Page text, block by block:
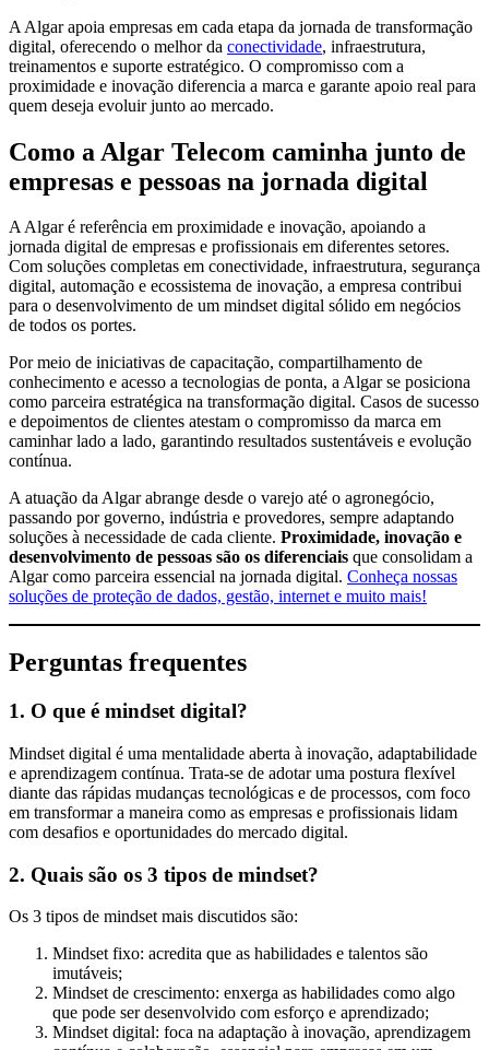
A Algar apoia empresas em cada etapa da jornada de transformação
digital, oferecendo o melhor da conectividade, infraestrutura,
treinamentos e suporte estratégico. O compromisso com a
proximidade e inovação diferencia a marca e garante apoio real para
quem deseja evoluir junto ao mercado.
Como a Algar Telecom caminha junto de
empresas e pessoas na jornada digital
A Algar é referência em proximidade e inovação, apoiando a
jornada digital de empresas e profissionais em diferentes setores.
Com soluções completas em conectividade, infraestrutura, segurança
digital, automação e ecossistema de inovação, a empresa contribui
para o desenvolvimento de um mindset digital sólido em negócios
de todos os portes.
Por meio de iniciativas de capacitação, compartilhamento de
conhecimento e acesso a tecnologias de ponta, a Algar se posiciona
como parceira estratégica na transformação digital. Casos de sucesso
e depoimentos de clientes atestam o compromisso da marca em
caminhar lado a lado, garantindo resultados sustentáveis e evolução
contínua.
A atuação da Algar abrange desde o varejo até o agronegócio,
passando por governo, indústria e provedores, sempre adaptando
soluções à necessidade de cada cliente. Proximidade, inovação e
desenvolvimento de pessoas são os diferenciais que consolidam a
Algar como parceira essencial na jornada digital. Conheça nossas
soluções de proteção de dados, gestão, internet e muito mais!
Perguntas frequentes
1. O que é mindset digital?
Mindset digital é uma mentalidade aberta à inovação, adaptabilidade
e aprendizagem contínua. Trata-se de adotar uma postura flexível
diante das rápidas mudanças tecnológicas e de processos, com foco
em transformar a maneira como as empresas e profissionais lidam
com desafios e oportunidades do mercado digital.
2. Quais são os 3 tipos de mindset?
Os 3 tipos de mindset mais discutidos são:
Mindset fixo: acredita que as habilidades e talentos são
imutáveis;
Mindset de crescimento: enxerga as habilidades como algo
que pode ser desenvolvido com esforço e aprendizado;
Mindset digital: foca na adaptação à inovação, aprendizagem